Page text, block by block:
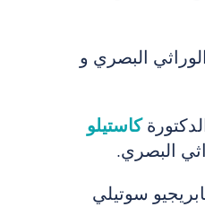
البصري و
كاستيلو
البصري.
سوتيلي